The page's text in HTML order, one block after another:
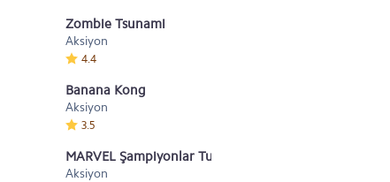
Zombie Tsunami
Aksiyon
4.4
Banana Kong
Aksiyon
3.5
MARVEL Şampiyonlar Turnuvası
Aksiyon